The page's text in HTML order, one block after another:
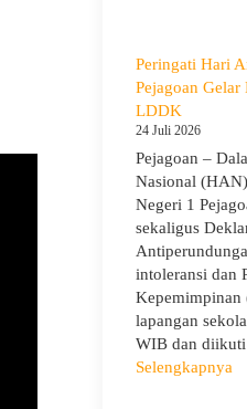
Peringati Hari
Pejagoan Gelar
LDDK
24 Juli 2026
Pejagoan –
Nasional
Negeri 1
sekaligus
intoleransi dan
Kepemimpinan
lapangan
WIB dan
Selengkapnya